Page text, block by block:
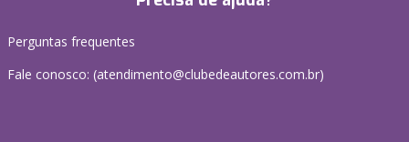
Perguntas frequentes
Fale conosco: (atendimento@clubedeautores.com.br)